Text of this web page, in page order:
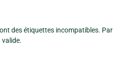
des étiquettes incompatibles. Par